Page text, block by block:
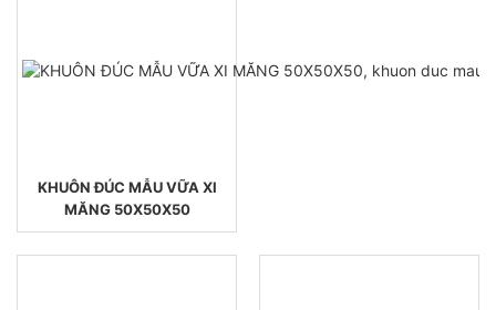
KHUÔN ĐÚC MẪU VỮA XI
MĂNG 50X50X50